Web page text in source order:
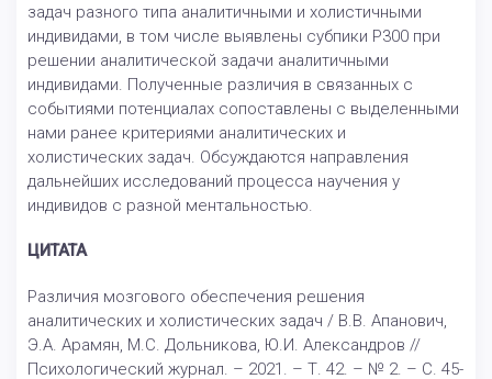
задач разного типа аналитичными и холистичными
индивидами, в том числе выявлены субпики P300 при
решении аналитической задачи аналитичными
индивидами. Полученные различия в связанных с
событиями потенциалах сопоставлены с выделенными
нами ранее критериями аналитических и
холистических задач. Обсуждаются направления
дальнейших исследований процесса научения у
индивидов с разной ментальностью.
ЦИТАТА
Различия мозгового обеспечения решения
аналитических и холистических задач / В.В. Апанович,
Э.А. Арамян, М.С. Дольникова, Ю.И. Александров //
Психологический журнал. – 2021. – Т. 42. – № 2. – С. 45-